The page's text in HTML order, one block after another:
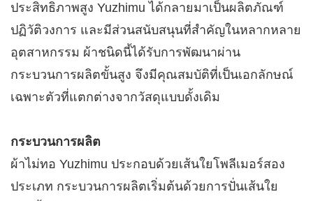
ประสิทธิภาพสูง Yuzhimu ได้กลายมาเป็นผลิตภัณฑ์
ปฏิวัติวงการ และมีส่วนสนับสนุนที่สำคัญในหลากหลาย
อุตสาหกรรม ผ้าชนิดนี้ได้รับการพัฒนาผ่าน
กระบวนการผลิตขั้นสูง จึงมีคุณสมบัติที่เป็นเอกลักษณ์
เฉพาะตัวที่แตกต่างจากวัสดุแบบดั้งเดิม
กระบวนการผลิต​
ผ้าไม่ทอ Yuzhimu ประกอบด้วยเส้นใยโพลีเมอร์สอง
ประเภท กระบวนการผลิตเริ่มต้นด้วยการปั่นเส้นใย